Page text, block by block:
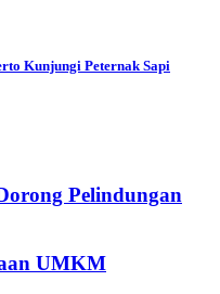
Kunjungi Peternak Sapi
Pelindungan
UMKM